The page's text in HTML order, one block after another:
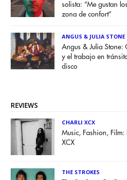
solista: “Me gustan
zona de confort”
ANGUS & JULIA STONE
Angus & Julia Stone:
y el trabajo en
disco
REVIEWS
CHARLI XCX
Music, Fashion,
XCX
THE STROKES